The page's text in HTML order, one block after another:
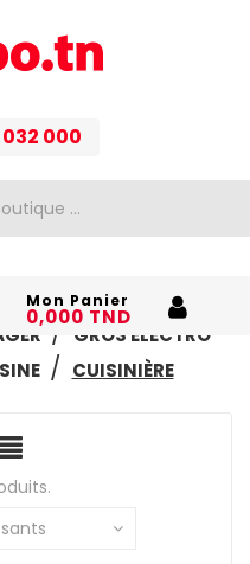
000
Mon Panier
0,000 TND
GROS ELECTRO
CUISINIÈRE